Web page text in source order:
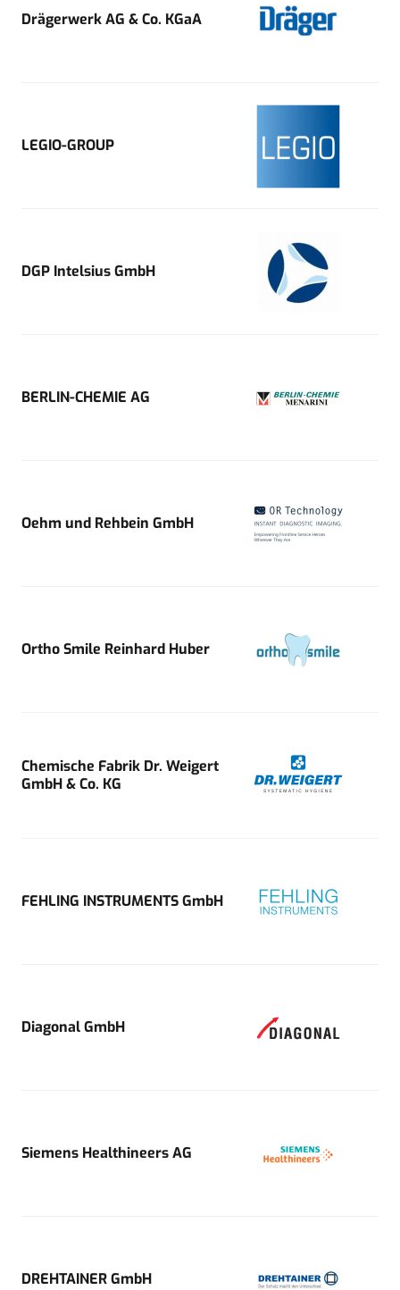
Drägerwerk AG & Co. KGaA
LEGIO-GROUP
DGP Intelsius GmbH
BERLIN-CHEMIE AG
Oehm und Rehbein GmbH
Ortho Smile Reinhard Huber
Chemische Fabrik Dr. Weigert
GmbH & Co. KG
FEHLING INSTRUMENTS GmbH
Diagonal GmbH
Siemens Healthineers AG
DREHTAINER GmbH